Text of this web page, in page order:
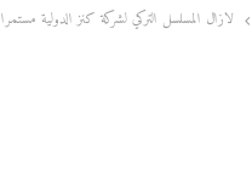
لازال المسلسل التركي لشركة كنز الدولية مستمرا